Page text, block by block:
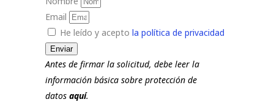
Email
He leído y acepto la política de privacidad
Enviar
Antes de firmar la solicitud, debe leer la
información básica sobre protección de
datos aquí.